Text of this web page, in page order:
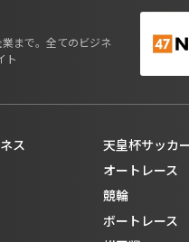
まで。全てのビジネ
ト
ス
天皇杯サッカ
オートレース
競輪
ボートレース